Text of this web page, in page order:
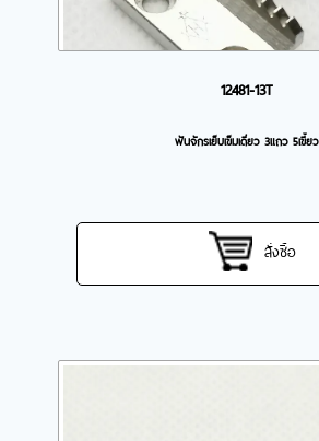
12481-13T
ฟันจักรเย็บเข็มเดี่ยว 3แถว 5เขี้ยว
สั่งซื้อ